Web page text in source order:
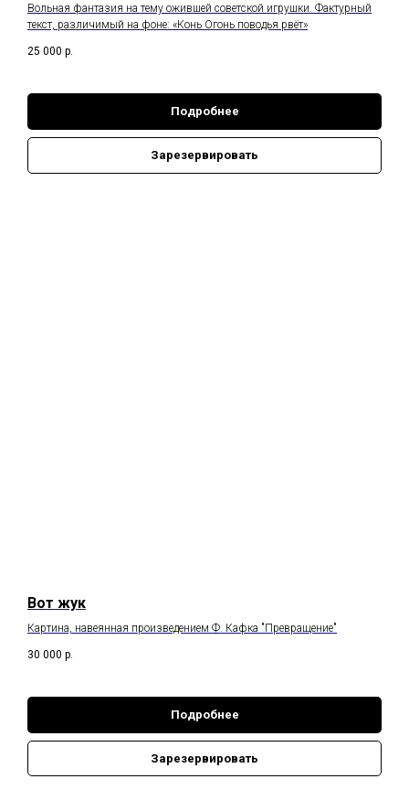
Вольная фантазия на тему ожившей советской игрушки. Фактурный
текст, различимый на фоне: «Конь Огонь поводья рвёт»
25 000 р.
Подробнее
Зарезервировать
Вот жук
Картина, навеянная произведением Ф. Кафка "Превращение"
30 000 р.
Подробнее
Зарезервировать